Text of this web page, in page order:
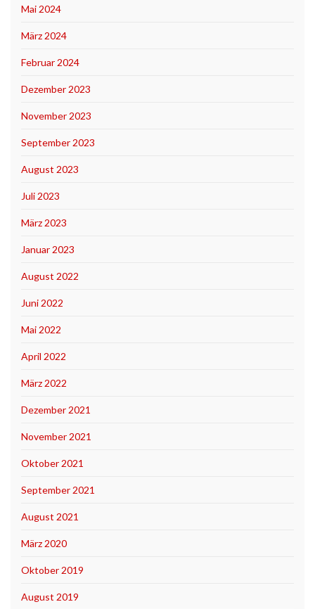
Mai 2024
März 2024
Februar 2024
Dezember 2023
November 2023
September 2023
August 2023
Juli 2023
März 2023
Januar 2023
August 2022
Juni 2022
Mai 2022
April 2022
März 2022
Dezember 2021
November 2021
Oktober 2021
September 2021
August 2021
März 2020
Oktober 2019
August 2019